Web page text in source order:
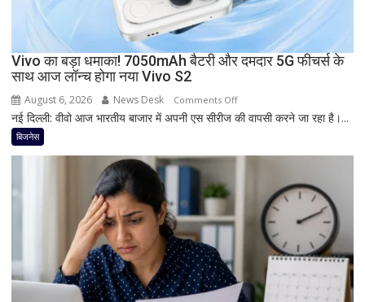
Snapdragon
प्रोसेसर
मचेगी
Vivo का बड़ा धमाका! 7050mAh बैटरी और दमदार 5G फीचर्स के
साथ आज लॉन्च होगा नया Vivo S2
August 6, 2026 News Desk Comments Offon
Vivo
बड़ा
7050mAh
फीचर्स
के
नई दिल्ली: वीवो आज भारतीय बाजार में अपनी एस सीरीज की वापसी करने जा रहा है।...
बिजनेस